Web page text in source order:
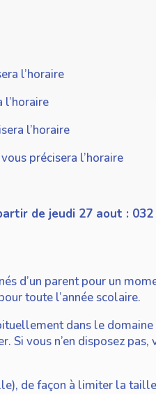
l’horaire
l’horaire
l’horaire
précisera l’horaire
de jeudi 27 aout : 032
d’un parent pour un
toute l’année scolaire.
dans le
vous n’en disposez
de façon à limiter la